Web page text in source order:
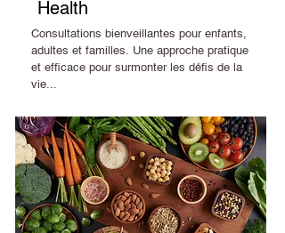
Health
Consultations bienveillantes pour enfants,
adultes et familles. Une approche pratique
et efficace pour surmonter les défis de la
vie...